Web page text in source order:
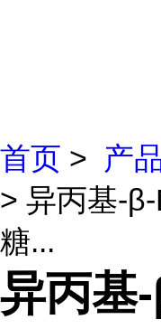
首页 > 产
> 异丙基-
糖...
异丙基